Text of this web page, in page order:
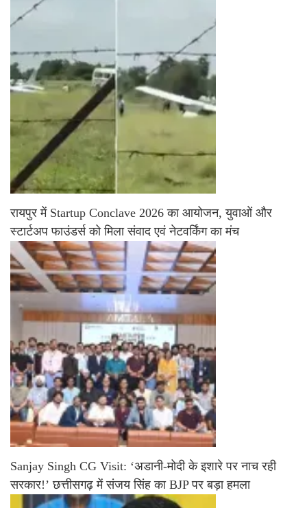
रायपुर में Startup Conclave 2026 का आयोजन, युवाओं और
स्टार्टअप फाउंडर्स को मिला संवाद एवं नेटवर्किंग का मंच
Sanjay Singh CG Visit: ‘अडानी-मोदी के इशारे पर नाच रही
सरकार!’ छत्तीसगढ़ में संजय सिंह का BJP पर बड़ा हमला